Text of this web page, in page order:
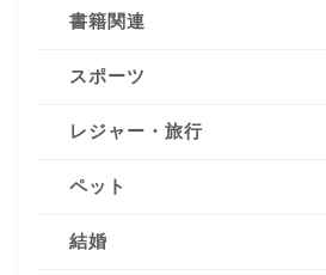
書籍関連
スポーツ
レジャー・旅行
ペット
結婚